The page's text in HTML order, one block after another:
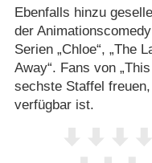
Ebenfalls hinzu
der
Serien „Chloe“, „The
Away“. Fans von
sechste Staffel
verfügbar ist.